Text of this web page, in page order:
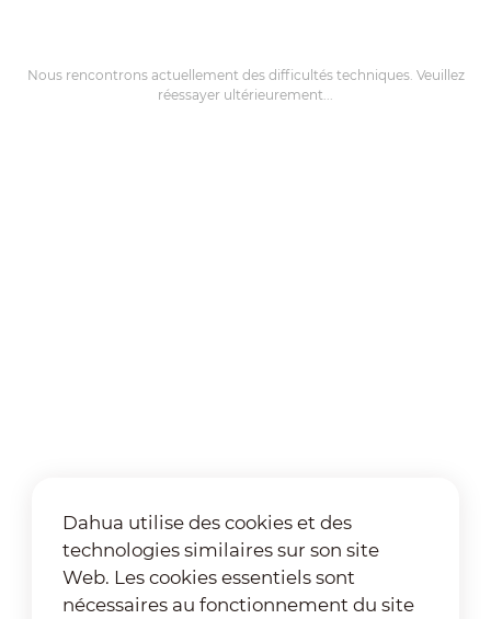
Nous rencontrons actuellement des difficultés techniques. Veuillez
réessayer ultérieurement...
Dahua utilise des cookies et des
technologies similaires sur son site
Web. Les cookies essentiels sont
nécessaires au fonctionnement du site